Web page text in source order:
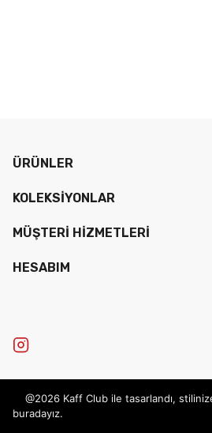
ÜRÜNLER
KOLEKSİYONLAR
MÜŞTERİ HİZMETLERİ
HESABIM
@2026 Kaff Club ile tasarlandı,
buradayız.